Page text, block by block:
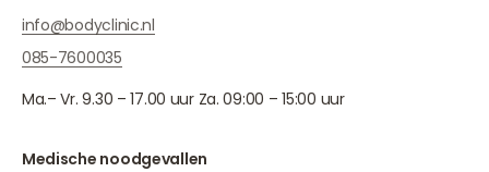
info@bodyclinic.nl
085-7600035
Ma.– Vr. 9.30 – 17.00 uur Za. 09:00 – 15:00 uur
Medische noodgevallen